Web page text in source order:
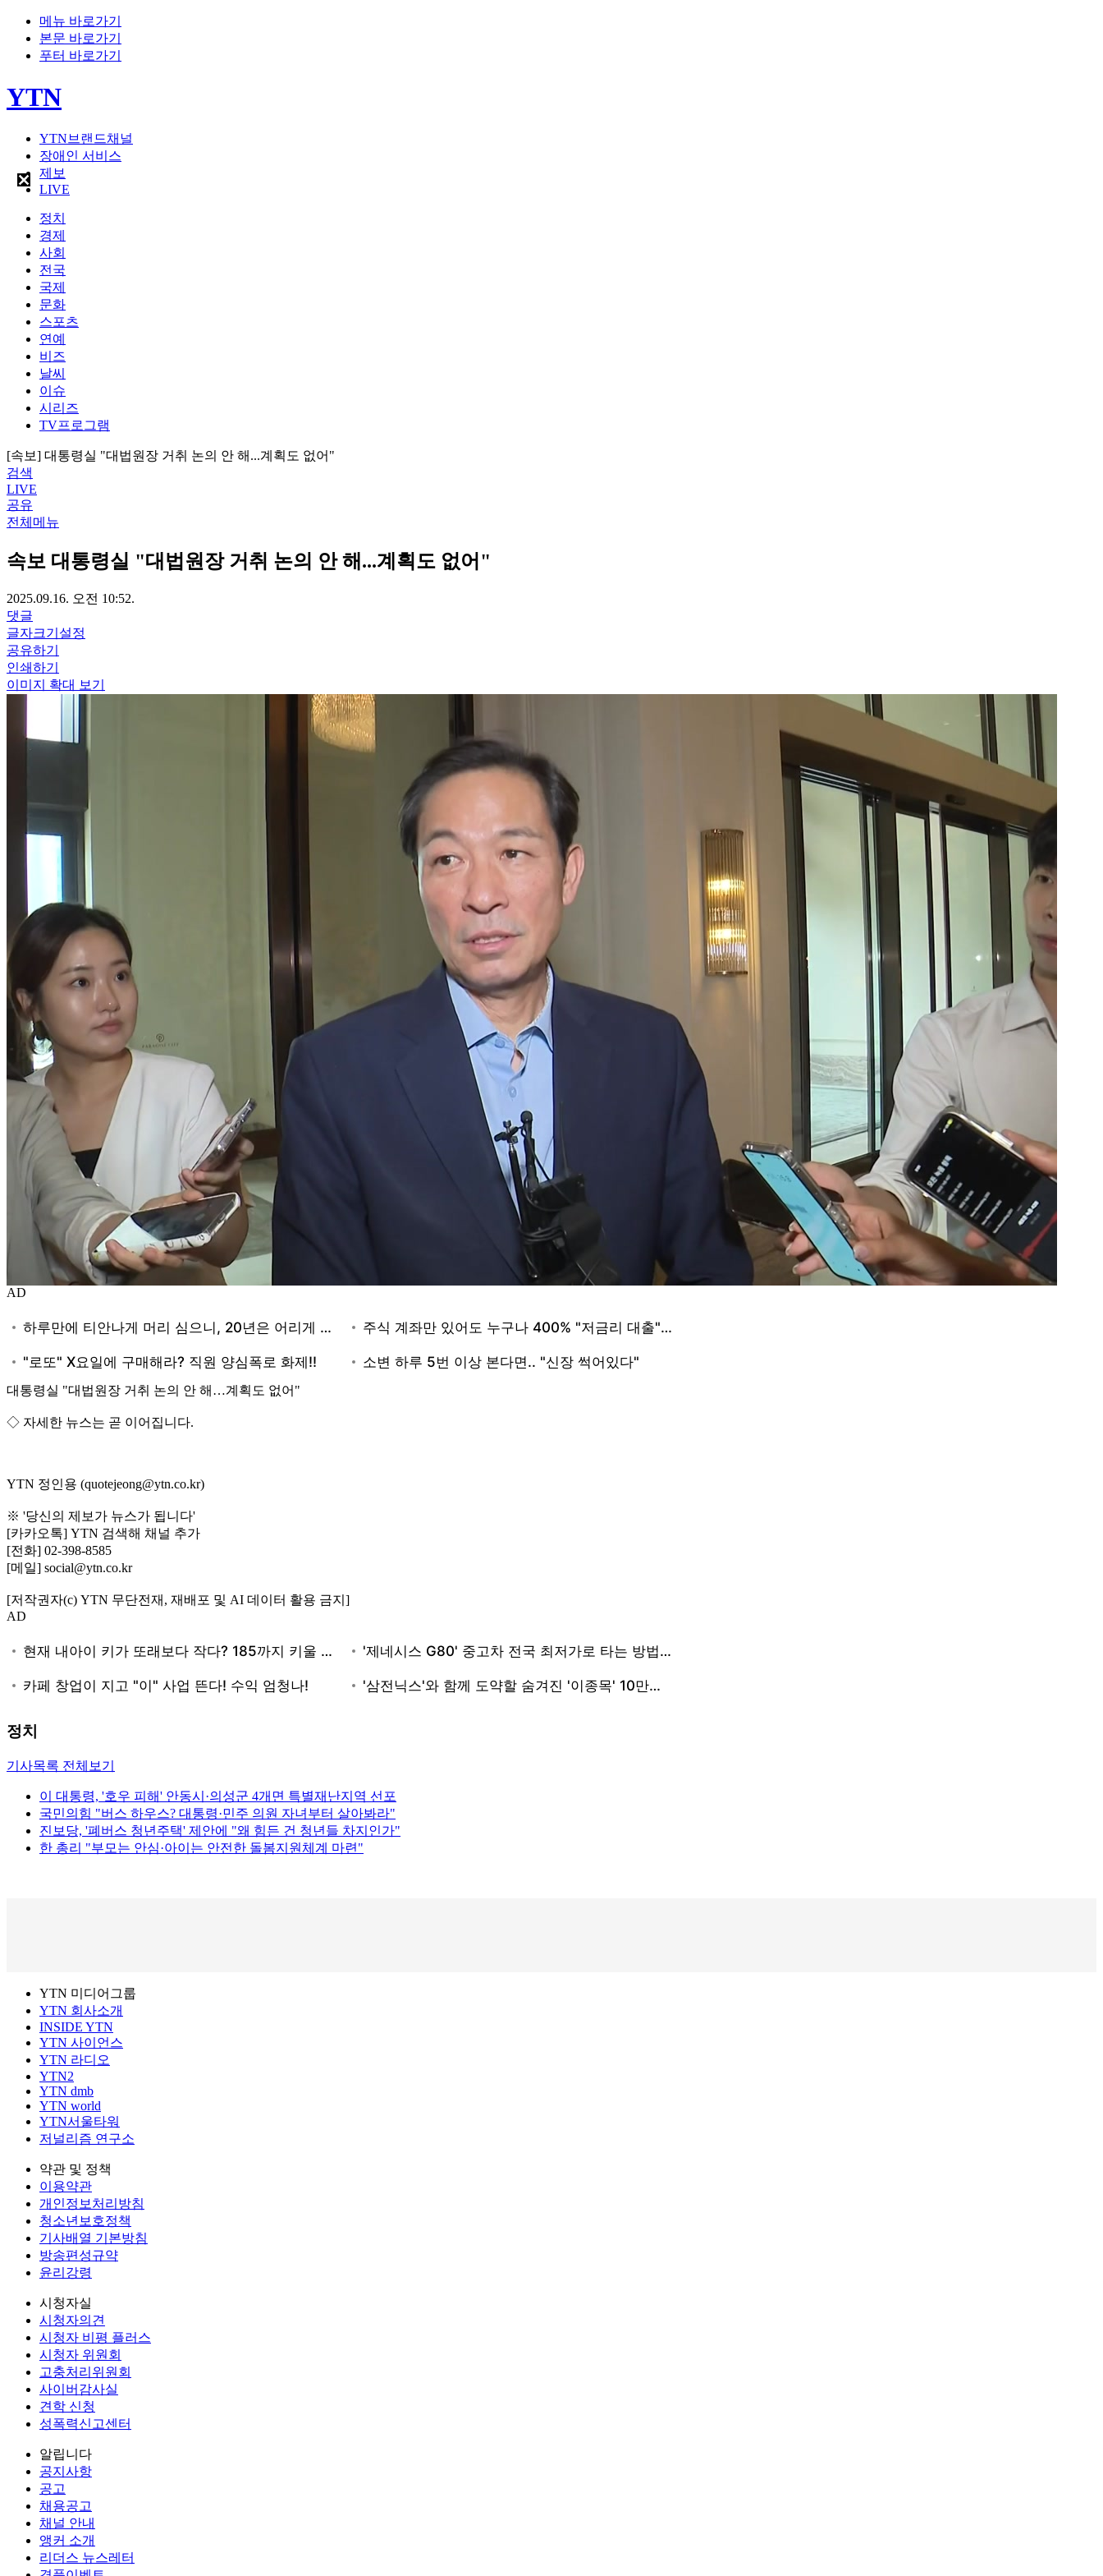
메뉴 바로가기
본문 바로가기
푸터 바로가기
YTN
YTN브랜드채널
장애인 서비스
제보
LIVE
정치
경제
사회
전국
국제
문화
스포츠
연예
비즈
날씨
이슈
시리즈
TV프로그램
[속보] 대통령실 "대법원장 거취 논의 안 해...계획도 없어"
검색
LIVE
공유
전체메뉴
속보 대통령실 "대법원장 거취 논의 안 해...계획도 없어"
2025.09.16. 오전 10:52.
댓글
글자크기설정
공유하기
인쇄하기
이미지 확대 보기
AD
대통령실 "대법원장 거취 논의 안 해…계획도 없어"
◇ 자세한 뉴스는 곧 이어집니다.
YTN 정인용 (quotejeong@ytn.co.kr)
※ '당신의 제보가 뉴스가 됩니다'
[카카오톡] YTN 검색해 채널 추가
[전화] 02-398-8585
[메일] social@ytn.co.kr
[저작권자(c) YTN 무단전재, 재배포 및 AI 데이터 활용 금지]
AD
정치
기사목록 전체보기
이 대통령, '호우 피해' 안동시·의성군 4개면 특별재난지역 선포
국민의힘 "버스 하우스? 대통령·민주 의원 자녀부터 살아봐라"
진보당, '폐버스 청년주택' 제안에 "왜 힘든 건 청년들 차지인가"
한 총리 "부모는 안심·아이는 안전한 돌봄지원체계 마련"
YTN 미디어그룹
YTN 회사소개
INSIDE YTN
YTN 사이언스
YTN 라디오
YTN2
YTN dmb
YTN world
YTN서울타워
저널리즘 연구소
약관 및 정책
이용약관
개인정보처리방침
청소년보호정책
기사배열 기본방침
방송편성규약
윤리강령
시청자실
시청자의견
시청자 비평 플러스
시청자 위원회
고충처리위원회
사이버감사실
견학 신청
성폭력신고센터
알립니다
공지사항
공고
채용공고
채널 안내
앵커 소개
리더스 뉴스레터